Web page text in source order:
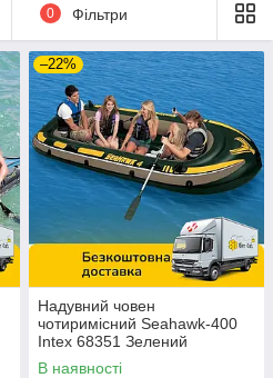
0 Фільтри
–22%
Надувний човен
чотиримісний Seahawk-400
Intex 68351 Зелений
В наявності